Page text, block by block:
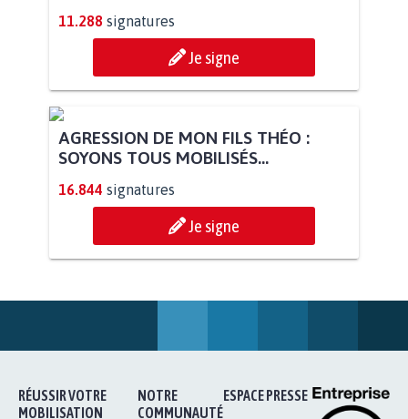
11.288 signatures
Je signe
AGRESSION DE MON FILS THÉO :
Je signe